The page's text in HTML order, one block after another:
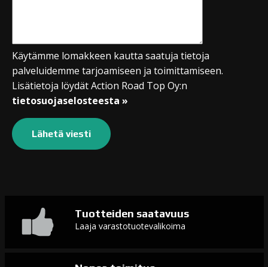
Käytämme lomakkeen kautta saatuja tietoja
palveluidemme tarjoamiseen ja toimittamiseen.
Lisätietoja löydät Action Road Top Oy:n
tietosuojaselosteesta »
Tuotteiden saatavuus
Laaja varastotuotevalikoima